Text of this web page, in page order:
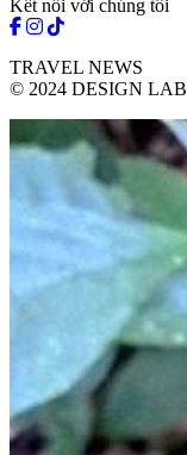
Kết nối với chúng tôi
TRAVEL NEWS
© 2024 DESIGN LAB